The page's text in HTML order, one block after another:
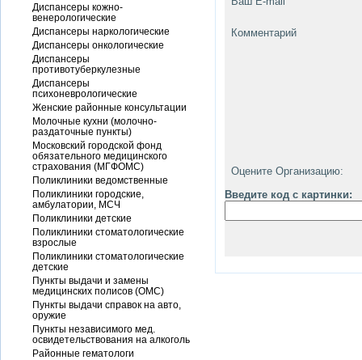
Комментарий
Оцените Организацию:
Введите код с картинки:
Диспансеры кожно-
венерологические
Диспансеры наркологические
Диспансеры онкологические
Диспансеры
противотуберкулезные
Диспансеры
психоневрологические
Женские районные консультации
Молочные кухни (молочно-
раздаточные пункты)
Московский городской фонд
обязательного медицинского
страхования (МГФОМС)
Поликлиники ведомственные
Поликлиники городские,
амбулатории, МСЧ
Поликлиники детские
Поликлиники стоматологические
взрослые
Поликлиники стоматологические
детские
Пункты выдачи и замены
медицинских полисов (ОМС)
Пункты выдачи справок на авто,
оружие
Пункты независимого мед.
освидетельствования на алкоголь
Районные гематологи